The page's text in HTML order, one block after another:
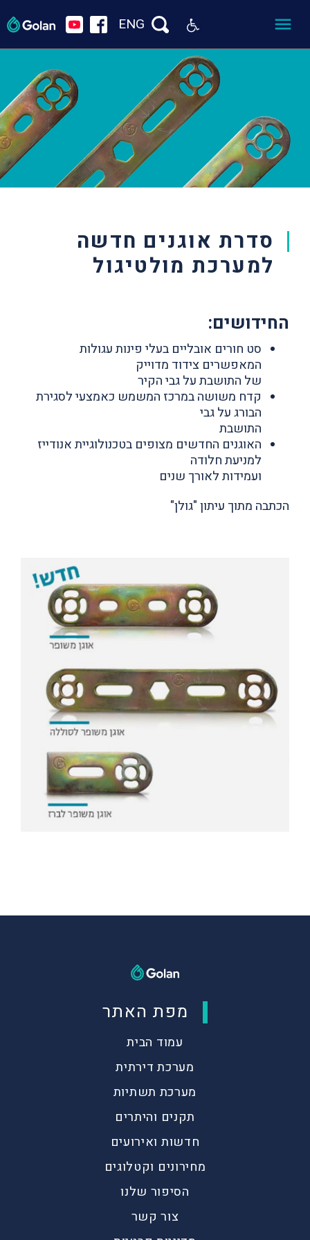
ENG
סדרת אוגנים חדשה
למערכת מולטיגול
החידושים:
סט חורים אובליים בעלי פינות עגולות
המאפשרים צידוד מדוייק
של התושבת על גבי הקיר
קדח משושה במרכז המשמש כאמצעי לסגירת
הבורג על גבי
התושבת
האוגנים החדשים מצופים בטכנולוגיית אנודייז
למניעת חלודה
ועמידות לאורך שנים
הכתבה מתוך עיתון "גולן"
מפת האתר
עמוד הבית
מערכת דירתית
מערכת תשתיות
תקנים והיתרים
חדשות ואירועים
מחירונים וקטלוגים
הסיפור שלנו
צור קשר